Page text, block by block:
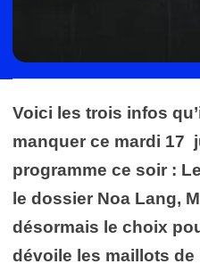
Voici les trois infos
manquer ce mardi 17
programme ce soir :
le dossier Noa Lang,
désormais le choix
dévoile les maillots